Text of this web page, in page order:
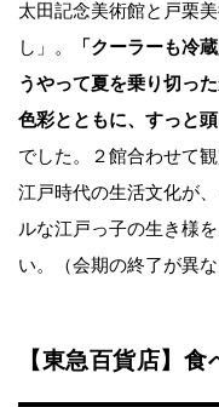
太田記念美術館と戸栗
し」。
「クーラーも冷
うやって夏を乗り切っ
色彩とともに、すっと
でした。２館合わせて
江戸時代の生活文化が
ルな江戸っ子の生き様
い。（会期の終了が異
【東急百貨店】